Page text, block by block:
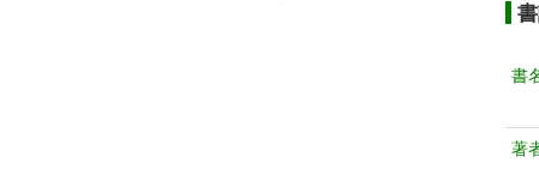
書
著